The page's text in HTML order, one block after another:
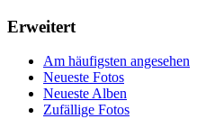
Erweitert
Am häufigsten angesehen
Neueste Fotos
Neueste Alben
Zufällige Fotos